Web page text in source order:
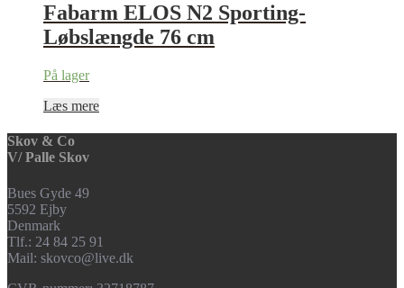
Fabarm ELOS N2 Sporting-
Løbslængde 76 cm
På lager
Læs mere
Skov & Co
V/ Palle Skov
Bues Gyde 49
5592 Ejby
Denmark
Tlf.: 24 84 25 91
Mail: skovco@live.dk